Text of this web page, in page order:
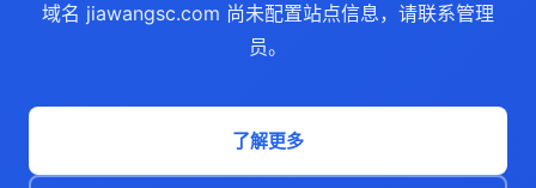
域名 jiawangsc.com 尚未配置站点信息，请联系管理
员。
了解更多